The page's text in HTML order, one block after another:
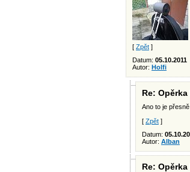
[ Zpět ]
Datum: 05.10.2011
Autor: Holfi
Re:
Ano to je
[ Zpět ]
Datum:
Autor: Alban
Re: